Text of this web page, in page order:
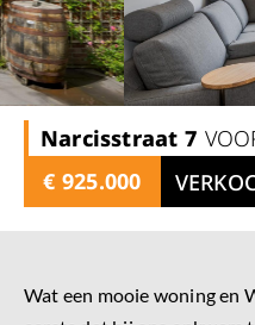
Narcisstraat 7
€ 925.000
Wat een mooie woning en